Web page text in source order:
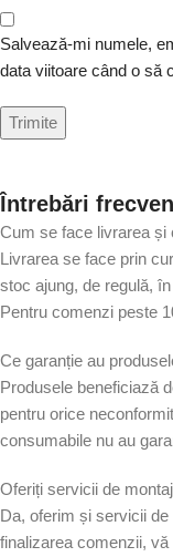
Salvează-mi numele,
data viitoare când o să
Întrebări
Cum se face livrarea și
Livrarea se face prin
stoc ajung, de regulă,
Pentru comenzi peste
Ce garanție au
Produsele beneficiază
pentru orice
consumabile nu au
Oferiți servicii de
Da, oferim și servicii
finalizarea comenzii,